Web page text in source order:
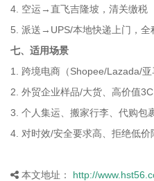
4. 空运→直飞吉隆坡，清关缴税
5. 派送→UPS/本地快递上门，全
七、适用场景
1. 跨境电商（Shopee/Lazada/
2. 外贸企业样品/大货、高价值
3. 个人集运、搬家行李、代购包
4. 对时效/安全要求高、拒绝低价
本文地址： http://